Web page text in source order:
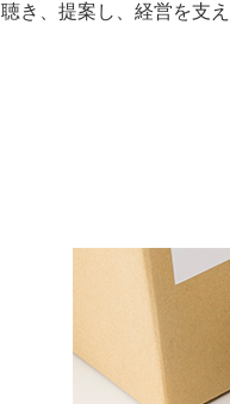
聴き、提案し、経営を支